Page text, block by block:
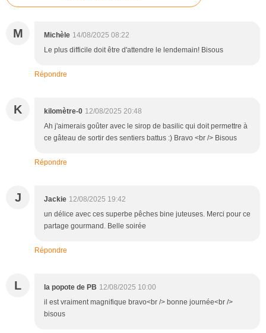
M Michèle 14/08/2025 08:22
Le plus difficile doit être d'attendre le lendemain! Bisous
Répondre
K kilomètre-0 12/08/2025 20:48
Ah j'aimerais goûter avec le sirop de basilic qui doit permettre à
ce gâteau de sortir des sentiers battus :) Bravo <br /> Bisous
Répondre
J Jackie 12/08/2025 19:42
un délice avec ces superbe pêches bine juteuses. Merci pour ce
partage gourmand. Belle soirée
Répondre
L la popote de PB 12/08/2025 10:00
il est vraiment magnifique bravo<br /> bonne journée<br />
bisous